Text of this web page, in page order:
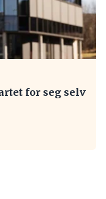
for seg selv